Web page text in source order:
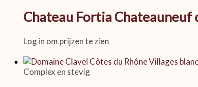
Chateau Fortia Chateauneuf
Log in om prijzen te zien
Complex en stevig